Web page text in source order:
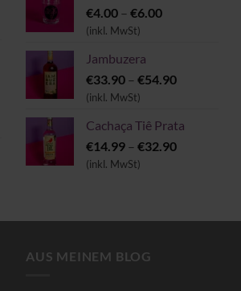
€4.00 – €6.00Preisspanne:
(inkl. MwSt)
Jambuzera
€33.90 – €54.90Preisspanne:
€54.90
(inkl. MwSt)
Cachaça Tiê Prata
€14.99 – €32.90Preisspanne:
(inkl. MwSt)
AUS MEINEM BLOG